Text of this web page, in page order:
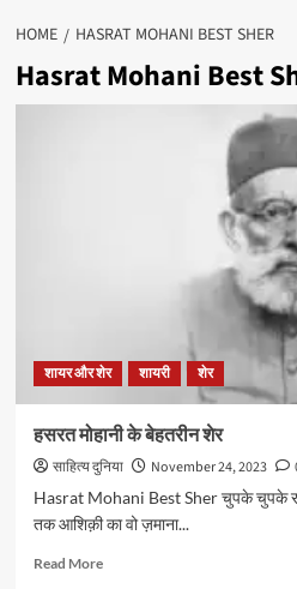
HOME HASRAT MOHANI BEST SHER
Hasrat Mohani Best
शायर और शेर शायरी शेर
हसरत मोहानी के बेहतरीन शेर
साहित्य दुनिया November 24, 2023
Hasrat Mohani Best Sher चुपके चुपके
तक आशिक़ी का वो ज़माना...
Read MoreRead